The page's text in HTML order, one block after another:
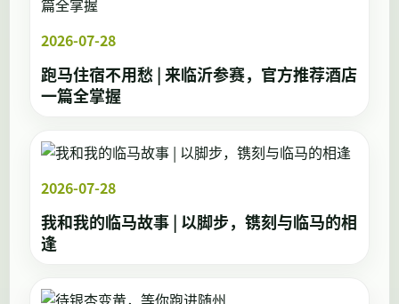
2026-07-28
跑马住宿不用愁 | 来临沂参赛，官方推荐酒店
一篇全掌握
2026-07-28
我和我的临马故事 | 以脚步，镌刻与临马的相
逢